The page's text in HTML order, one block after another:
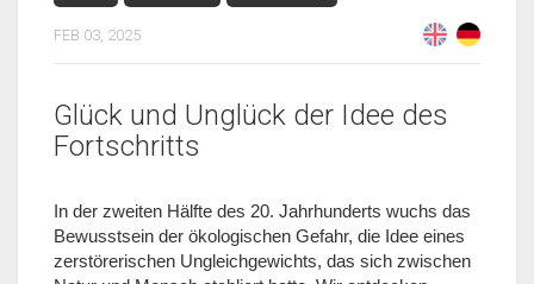
FEB 03, 2025
Glück und Unglück der Idee des
Fortschritts
In der zweiten Hälfte des 20. Jahrhunderts wuchs das
Bewusstsein der ökologischen Gefahr, die Idee eines
zerstörerischen Ungleichgewichts, das sich zwischen